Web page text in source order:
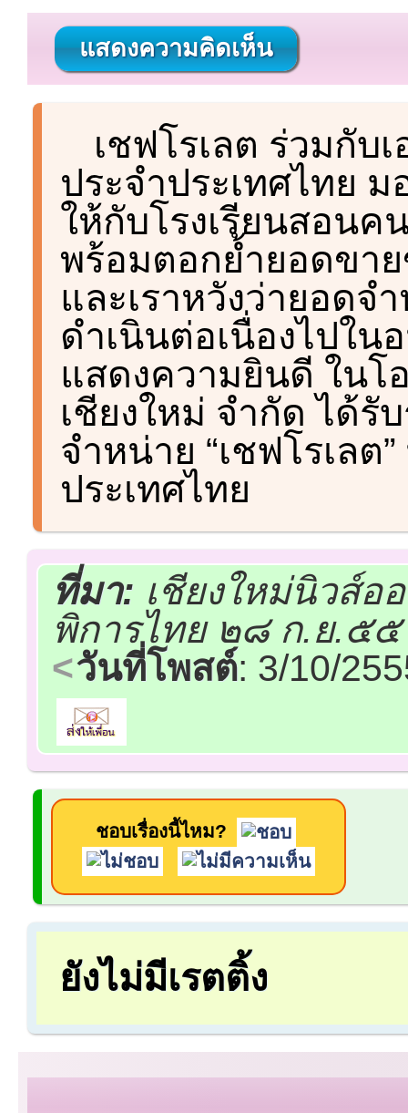
แสดงความคิดเห็น
เชฟโรเลต ร่วมกับ
ประจำประเทศไทย
ให้กับโรงเรียนสอนค
พร้อมตอกย้ำยอดขา
และเราหวังว่ายอดจ
ดำเนินต่อเนื่องไปใน
แสดงความยินดี ในโ
เชียงใหม่ จำกัด ได้รั
จำหน่าย “เชฟโรเล
ประเทศไทย
ที่มา: เชียงใหม่นิวส์
พิการไทย ๒๘ ก.ย.๕๕
วันที่โพสต์: 3/10/
ชอบเรื่องนี้ไหม?
ยังไม่มีเรตติ้ง